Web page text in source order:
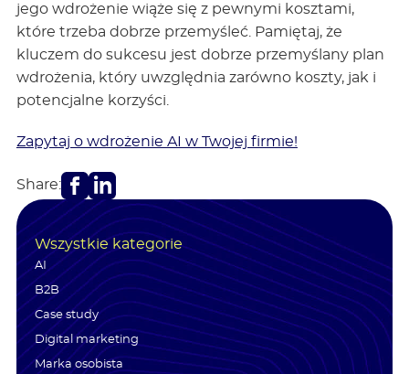
jego wdrożenie wiąże się z pewnymi kosztami,
które trzeba dobrze przemyśleć. Pamiętaj, że
kluczem do sukcesu jest dobrze przemyślany plan
wdrożenia, który uwzględnia zarówno koszty, jak i
potencjalne korzyści.
Zapytaj o wdrożenie AI w Twojej firmie!
Share:
Wszystkie kategorie
AI
B2B
Case study
Digital marketing
Marka osobista